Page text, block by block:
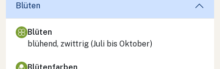
Blüten
Blüten
blühend, zwittrig (Juli bis Oktober)
Blütenfarben